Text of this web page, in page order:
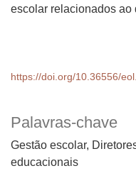
Palavras-chave
Gestão escolar,
educacionais
escolar relacionados ao
https://doi.org/10.36556/